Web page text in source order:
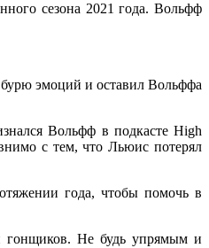
сезона 2021 года. Вольфф
эмоций и оставил Вольффа
Вольфф в подкасте High
с тем, что Льюис потерял
года, чтобы помочь в
гонщиков. Не будь упрямым и